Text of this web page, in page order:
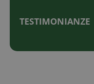
TESTIMONIANZE